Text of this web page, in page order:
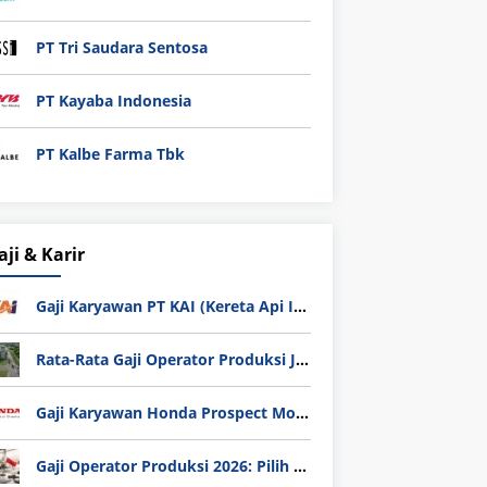
PT Tri Saudara Sentosa
PT Kayaba Indonesia
PT Kalbe Farma Tbk
& Karir
Gaji Karyawan PT KAI (Kereta Api Indonesia) Update 2025
Rata-Rata Gaji Operator Produksi Jabodetabek 2025: Bedah Tuntas UMK, Lemburan, dan Realita Hidup Buruh
Gaji Karyawan Honda Prospect Motor Semua Divisi
Gaji Operator Produksi 2026: Pilih PT Astra Honda Motor (AHM) atau Manufaktur di Jepang?